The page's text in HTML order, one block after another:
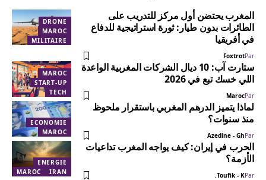
DRONE
MAROC
MILITAIRE
المغرب يحتضن أول مركز للتدريب على
الطائرات بدون طيار: ثورة استراتيجية للدفاع
في أفريقيا
Par
Foxtrot
MAROC
START-UP
TECH
ستارت آب: 10 ديال الشركات المغربية الواعدة
اللي خسك تبع في 2026
Par
Maroc
ECONOMIE
MAROC
لماذا يتميز الدرهم المغربي باستقرار ملحوظ
منذ سنوات؟
Par
Azedine - Gh
ENERGIE
IRAN
MAROC
الحرب في إيران: كيف يواجه المغرب تداعيات
الأزمة؟
Par
Toufik - K.